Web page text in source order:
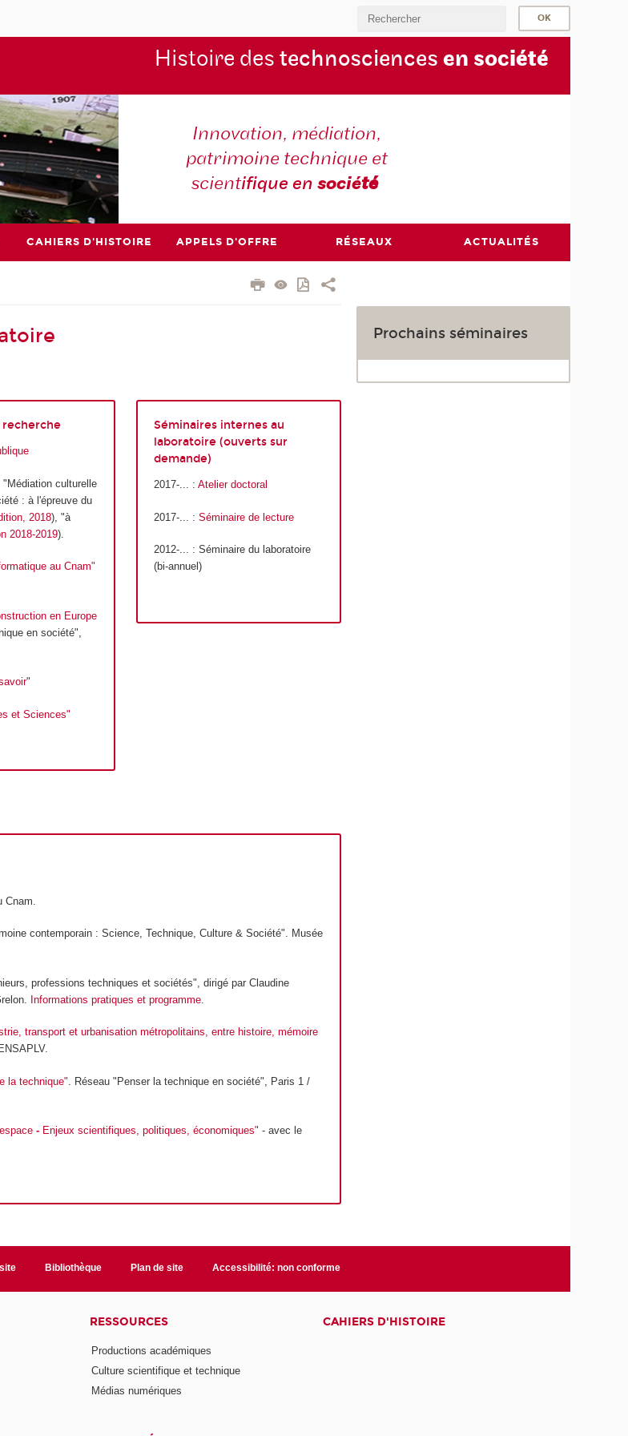
Histoire des technosciences en société
Innovation, médiation,
patrimoine technique et
scientifique ensociété
CAHIERS D'HISTOIRE APPELS D'OFFRE RÉSEAUX ACTUALITÉS
recherche
culturelle
: à l'épreuve du
2018), "à
2018-2019).
au Cnam"
en Europe
en société",
"
et Sciences"
Séminaires internes au
laboratoire (ouverts sur
demande)
2017-... : Atelier doctoral
2017-... : Séminaire de lecture
2012-... : Séminaire du laboratoire
(bi-annuel)
Cnam.
contemporain : Science, Technique, Culture & Société". Musée
professions techniques et sociétés", dirigé par Claudine
Informations pratiques et programme.
transport et urbanisation métropolitains, entre histoire, mémoire
la technique" . Réseau "Penser la technique en société", Paris 1 /
-Enjeux scientifiques, politiques, économiques" - avec le
Prochains séminaires
Bibliothèque Plan de site Accessibilité: non conforme
RESSOURCES
Productions académiques
Culture scientifique et technique
Médias numériques
CAHIERS D'HISTOIRE